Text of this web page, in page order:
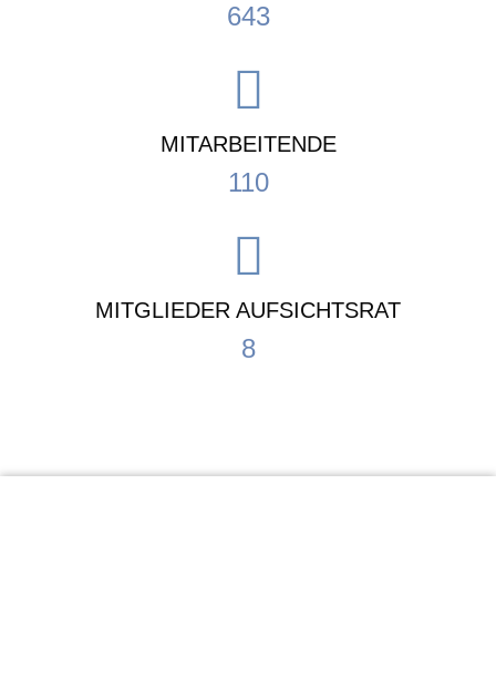
643
MITARBEITENDE
110
MITGLIEDER AUFSICHTSRAT
8